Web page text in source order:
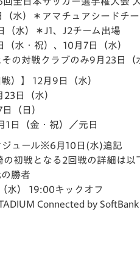
ュール
（練習
活動
（水）＊アマチュアシードチ
（水）＊J1、J2チーム出場
（水・祝）、10月7日（水）
その対戦クラブのみ9月23日（
）】 12月9日（水）
23日（水）
（日）
1日（金・祝）／元日
ュール※6月10日(水)追記
初戦となる2回戦の詳細は以
勝者
水） 19:00キックオフ
Connected by SoftBank